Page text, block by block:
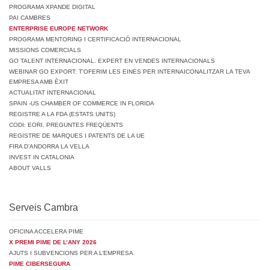
PROGRAMA XPANDE DIGITAL
PAI CAMBRES
ENTERPRISE EUROPE NETWORK
PROGRAMA MENTORING I CERTIFICACIÓ INTERNACIONAL
MISSIONS COMERCIALS
GO TALENT INTERNACIONAL. EXPERT EN VENDES INTERNACIONALS
WEBINAR GO EXPORT: T’OFERIM LES EINES PER INTERNAICONALITZAR LA TEVA
EMPRESA AMB ÈXIT
ACTUALITAT INTERNACIONAL
SPAIN -US CHAMBER OF COMMERCE IN FLORIDA
REGISTRE A LA FDA (ESTATS UNITS)
CODI: EORI. PREGUNTES FREQÜENTS
REGISTRE DE MARQUES I PATENTS DE LA UE
FIRA D’ANDORRA LA VELLA
INVEST IN CATALONIA
ABOUT VALLS
Serveis Cambra
OFICINA ACCELERA PIME
X PREMI PIME DE L’ANY 2026
AJUTS I SUBVENCIONS PER A L’EMPRESA
PIME CIBERSEGURA